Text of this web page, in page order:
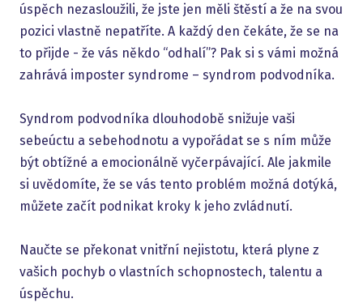
úspěch nezasloužili, že jste jen měli štěstí a že na svou
pozici vlastně nepatříte. A každý den čekáte, že se na
to přijde - že vás někdo “odhalí”? Pak si s vámi možná
zahrává imposter syndrome – syndrom podvodníka.
Syndrom podvodníka dlouhodobě snižuje vaši
sebeúctu a sebehodnotu a vypořádat se s ním může
být obtížné a emocionálně vyčerpávající. Ale jakmile
si uvědomíte, že se vás tento problém možná dotýká,
můžete začít podnikat kroky k jeho zvládnutí.
Naučte se překonat vnitřní nejistotu, která plyne z
vašich pochyb o vlastních schopnostech, talentu a
úspěchu.